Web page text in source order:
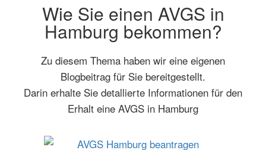
Wie Sie einen AVGS in
Hamburg bekommen?
Zu diesem Thema haben wir eine eigenen
Blogbeitrag für Sie bereitgestellt.
Darin erhalte Sie detallierte Informationen für den
Erhalt eine AVGS in Hamburg